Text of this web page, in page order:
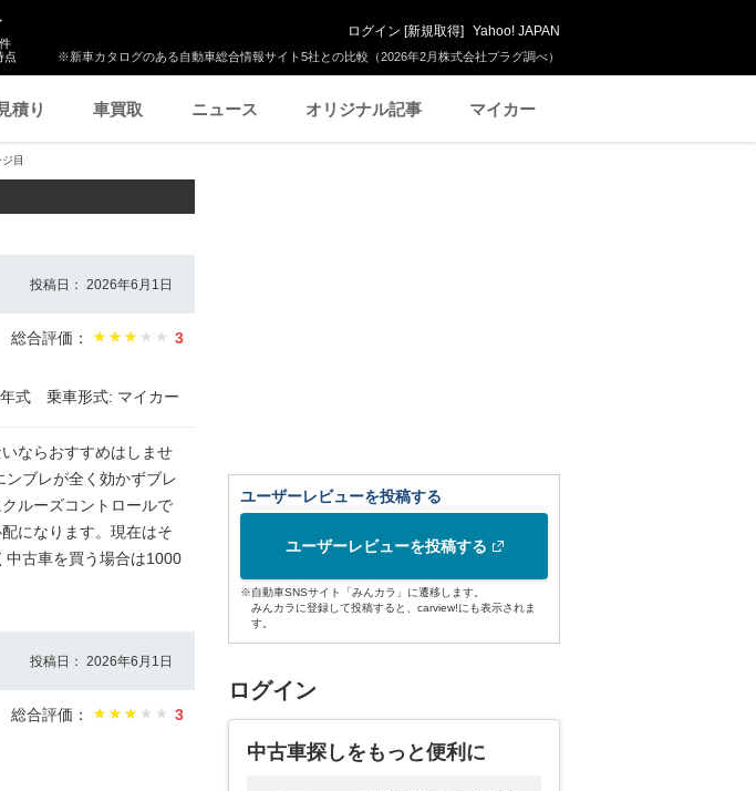
※新車カタログのある自動車総合情報サイト5社との比較（2026年2月株式会社プラグ調べ）
件
点
ログイン [新規取得] Yahoo! JAPAN
積り 車買取 ニュース オリジナル記事 マイカー
目
投稿日： 2026年6月1日
総合評価：
3
式
乗車形式: マイカー
ならおすすめはしませ
ブレが全く効かずブレ
ルーズコントロールで
になります。現在はそ
中古車を買う場合は1000
投稿日： 2026年6月1日
総合評価：
3
ユーザーレビューを投稿する
ユーザーレビューを投稿する
※自動車SNSサイト「みんカラ」に遷移します。
みんカラに登録して投稿すると、carview!にも表示されま
す。
ログイン
中古車探しをもっと便利に